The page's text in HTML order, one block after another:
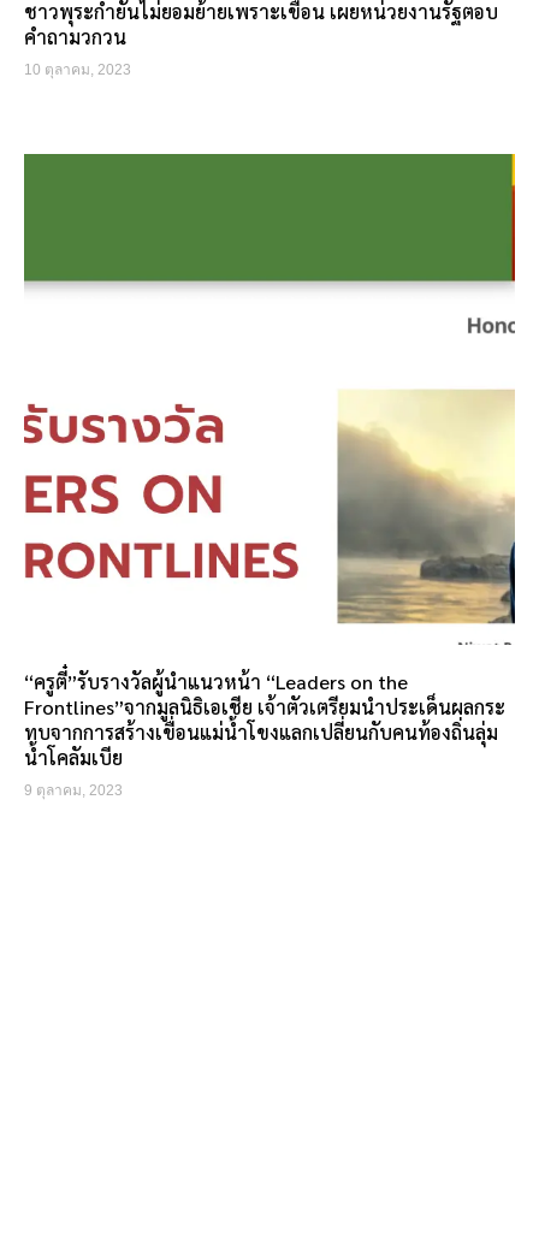
ชาวพุระกำยันไม่ยอมย้ายเพราะเขื่อน เผยหน่วยงานรัฐตอบ
คำถามวกวน
10 ตุลาคม, 2023
“ครูตี๋”รับรางวัลผู้นำแนวหน้า “Leaders on the
Frontlines”จากมูลนิธิเอเชีย เจ้าตัวเตรียมนำประเด็นผลกระ
ทบจากการสร้างเขื่อนแม่น้ำโขงแลกเปลี่ยนกับคนท้องถิ่นลุ่ม
น้ำโคลัมเบีย
9 ตุลาคม, 2023